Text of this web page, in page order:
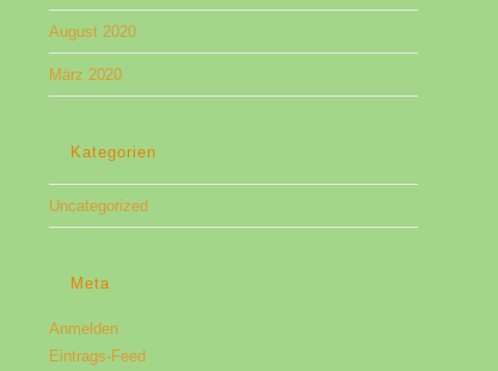
August 2020
März 2020
Kategorien
Uncategorized
Meta
Anmelden
Eintrags-Feed